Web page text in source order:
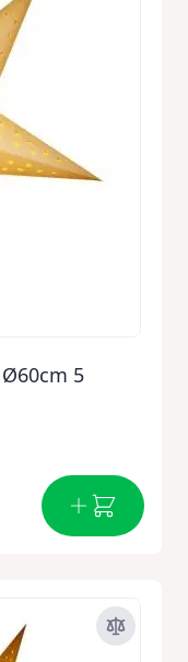
Ø60cm 5